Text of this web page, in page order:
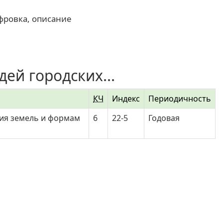
описание
городских...
КЧ Индекс
Периодичность
земель и формам
6 22-5 Годовая